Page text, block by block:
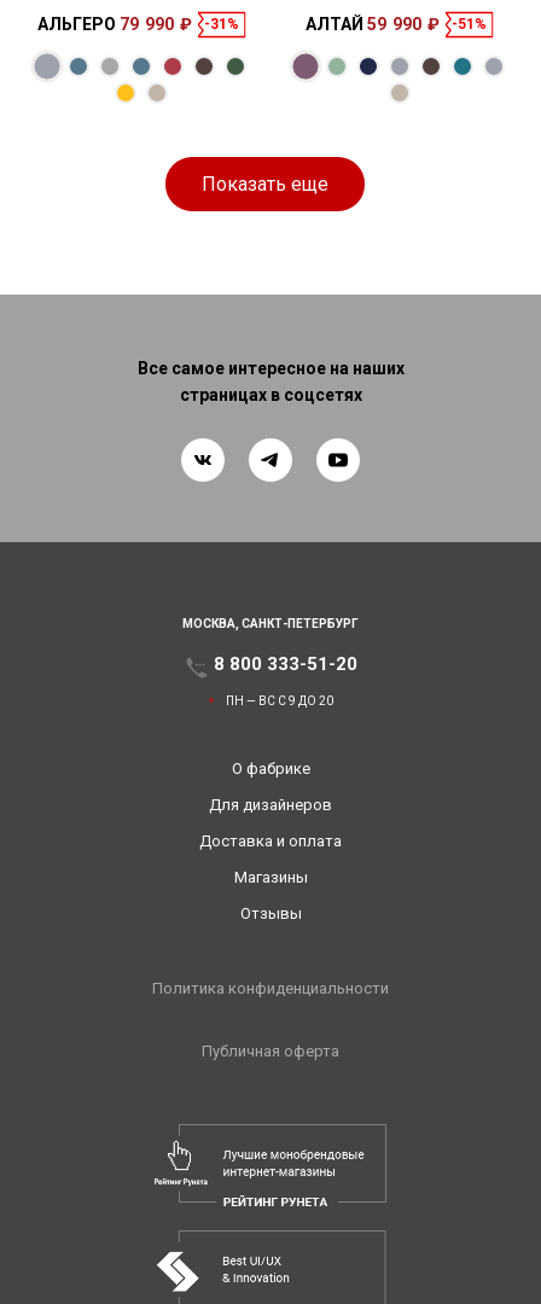
Размеры
Спальное
АЛЬГЕРО 79 990 ₽ -31%
Размеры
АЛТАЙ 59 990 ₽ -51%
Показать еще
Все самое интересное на наших
страницах в соцсетях
МОСКВА, САНКТ-ПЕТЕРБУРГ
8 800 333-51-20
ПН — ВС С 9 ДО 20
О фабрике
Для дизайнеров
Доставка и оплата
Магазины
Отзывы
Политика конфиденциальности
Публичная оферта